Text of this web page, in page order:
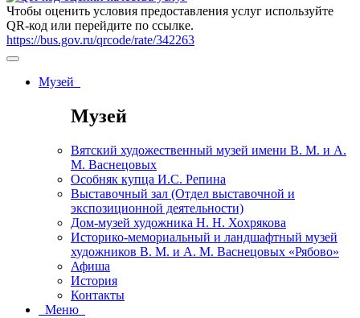
Чтобы оценить условия предоставления услуг используйте
QR-код или перейдите по ссылке.
https://bus.gov.ru/qrcode/rate/342263
Музей
Музей
Вятский художественный музей имени В. М. и А.
М. Васнецовых
Особняк купца И.С. Репина
Выставочный зал (Отдел выставочной и
экспозиционной деятельности)
Дом-музей художника Н. Н. Хохрякова
Историко-мемориальный и ландшафтный музей
художников В. М. и А. М. Васнецовых «Рябово»
Афиша
История
Контакты
Меню